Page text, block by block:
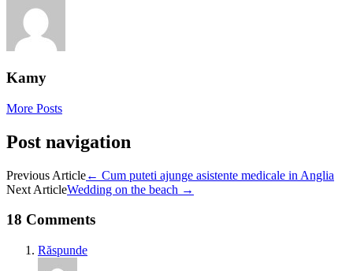
Kamy
More Posts
Post navigation
Previous Article← Cum puteti ajunge asistente medicale in Anglia
Next ArticleWedding on the beach →
18 Comments
Răspunde